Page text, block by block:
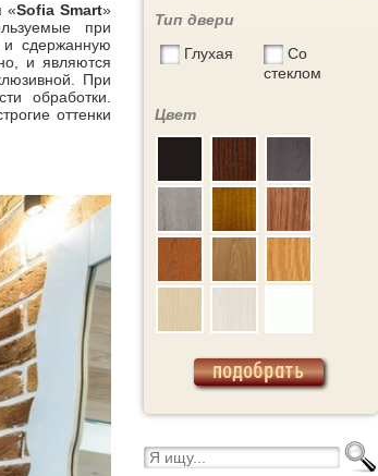
Тип двери
Глухая
Со
стеклом
Цвет
«Sofia Smart»
при
и сдержанную
и являются
При
обработки.
оттенки